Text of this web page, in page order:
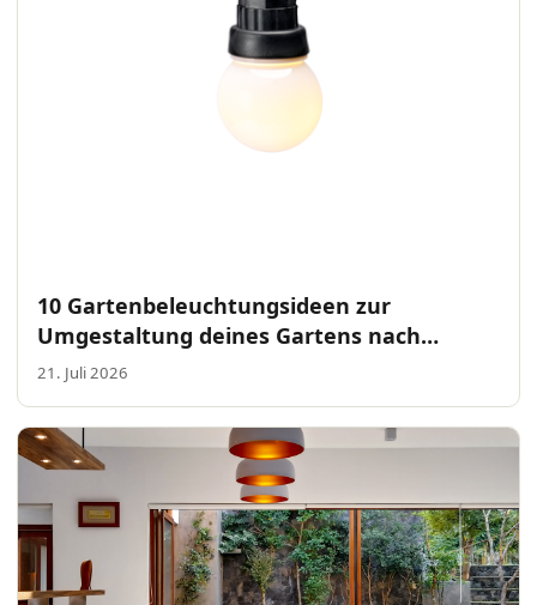
10 Gartenbeleuchtungsideen zur
Umgestaltung deines Gartens nach
Sonnenuntergang
21. Juli 2026